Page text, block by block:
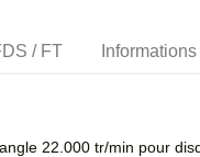
/ FT
22.000 tr/min pour